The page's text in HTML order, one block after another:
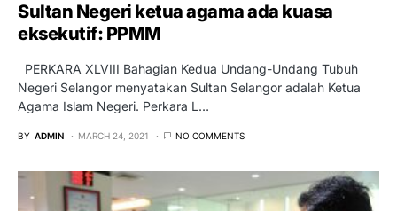
Sultan Negeri ketua agama ada kuasa
eksekutif: PPMM
PERKARA XLVIII Bahagian Kedua Undang-Undang Tubuh
Negeri Selangor menyatakan Sultan Selangor adalah Ketua
Agama Islam Negeri. Perkara L…
BY ADMIN MARCH 24, 2021 NO COMMENTS